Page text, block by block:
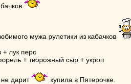
мужа рулетики из кабачков
+ лук перо
+ творожный сыр + укроп
дарит купила в Пятерочке.